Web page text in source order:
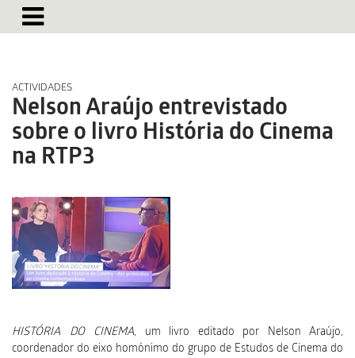
ACTIVIDADES
Nelson Araújo entrevistado
sobre o livro História do Cinema
na RTP3
HISTÓRIA DO CINEMA, um livro editado por Nelson Araújo,
coordenador do eixo homónimo do grupo de Estudos de Cinema do